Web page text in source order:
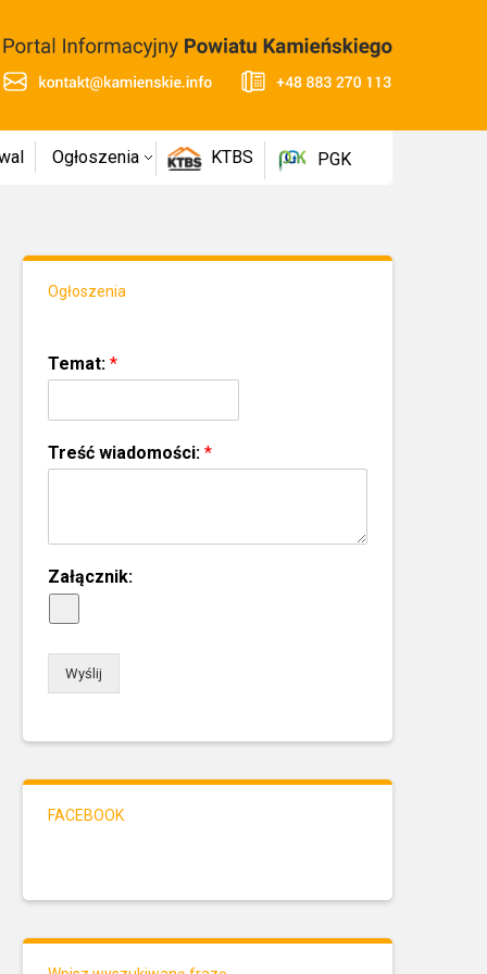
Ogłoszenia KTBS PGK
Ogłoszenia
Temat: *
Treść wiadomości: *
Załącznik:
Wyślij
FACEBOOK